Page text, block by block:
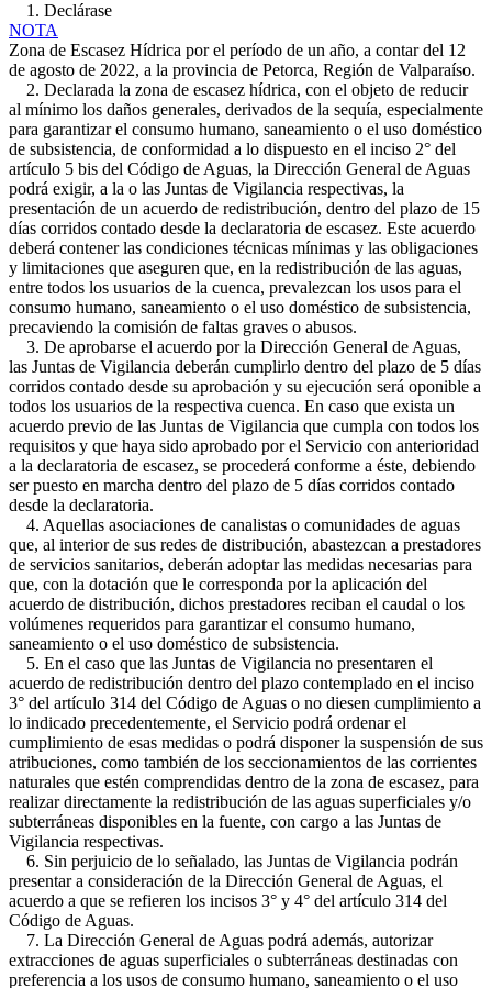
1. Declárase
NOTA
Zona de Escasez Hídrica por el período de un año, a contar del 12
de agosto de 2022, a la provincia de Petorca, Región de Valparaíso.
2. Declarada la zona de escasez hídrica, con el objeto de reducir
al mínimo los daños generales, derivados de la sequía, especialmente
para garantizar el consumo humano, saneamiento o el uso doméstico
de subsistencia, de conformidad a lo dispuesto en el inciso 2° del
artículo 5 bis del Código de Aguas, la Dirección General de Aguas
podrá exigir, a la o las Juntas de Vigilancia respectivas, la
presentación de un acuerdo de redistribución, dentro del plazo de 15
días corridos contado desde la declaratoria de escasez. Este acuerdo
deberá contener las condiciones técnicas mínimas y las obligaciones
y limitaciones que aseguren que, en la redistribución de las aguas,
entre todos los usuarios de la cuenca, prevalezcan los usos para el
consumo humano, saneamiento o el uso doméstico de subsistencia,
precaviendo la comisión de faltas graves o abusos.
3. De aprobarse el acuerdo por la Dirección General de Aguas,
las Juntas de Vigilancia deberán cumplirlo dentro del plazo de 5 días
corridos contado desde su aprobación y su ejecución será oponible a
todos los usuarios de la respectiva cuenca. En caso que exista un
acuerdo previo de las Juntas de Vigilancia que cumpla con todos los
requisitos y que haya sido aprobado por el Servicio con anterioridad
a la declaratoria de escasez, se procederá conforme a éste, debiendo
ser puesto en marcha dentro del plazo de 5 días corridos contado
desde la declaratoria.
4. Aquellas asociaciones de canalistas o comunidades de aguas
que, al interior de sus redes de distribución, abastezcan a prestadores
de servicios sanitarios, deberán adoptar las medidas necesarias para
que, con la dotación que le corresponda por la aplicación del
acuerdo de distribución, dichos prestadores reciban el caudal o los
volúmenes requeridos para garantizar el consumo humano,
saneamiento o el uso doméstico de subsistencia.
5. En el caso que las Juntas de Vigilancia no presentaren el
acuerdo de redistribución dentro del plazo contemplado en el inciso
3° del artículo 314 del Código de Aguas o no diesen cumplimiento a
lo indicado precedentemente, el Servicio podrá ordenar el
cumplimiento de esas medidas o podrá disponer la suspensión de sus
atribuciones, como también de los seccionamientos de las corrientes
naturales que estén comprendidas dentro de la zona de escasez, para
realizar directamente la redistribución de las aguas superficiales y/o
subterráneas disponibles en la fuente, con cargo a las Juntas de
Vigilancia respectivas.
6. Sin perjuicio de lo señalado, las Juntas de Vigilancia podrán
presentar a consideración de la Dirección General de Aguas, el
acuerdo a que se refieren los incisos 3° y 4° del artículo 314 del
Código de Aguas.
7. La Dirección General de Aguas podrá además, autorizar
extracciones de aguas superficiales o subterráneas destinadas con
preferencia a los usos de consumo humano, saneamiento o el uso